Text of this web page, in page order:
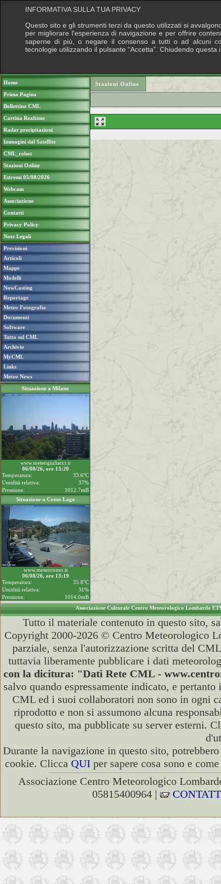
Home
Prima Pagina
Bollettino CML
Cartina Realtime
Radar precipitazioni
Immagini dal Satellite
CML_robot
Stazioni Online
Estremi 05/08/2026
Webcam
Associazione
Contatti
Privacy Policy
Note Legali
Previsioni
Articoli
Mappe
Modelli
NowCasting
Reportage
Meteo Fotografia
Documenti
Software
Tutto sul CML
Archivio
MyCML
Links
Meteo News
Situazione a Milano
www.meteogiuliacci.it
06/08/26, ore 13:20
Temperatura:
33.6°C
Umidità relativa:
37%
Pressione:
1012.7mB
Situazione a Como Lago
www.meteocomo.it
06/08/26, ore 13:19
Temperatura:
35.8°C
Umidità relativa:
31%
Pressione:
1014.0mB
Stazioni Online
Associazione Culturale Centro Meteorologico Lombardo
Tutto il materiale contenuto in questo sito,
Copyright 2000-2026 © Centro Meteorologico
parziale, senza l'autorizzazione scritta del
tuttavia liberamente pubblicare i dati
con la dicitura: "Dati Rete CML -
salvo quando espressamente indicato, e
CML ed i suoi collaboratori non sono in ogni
riprodotto e non si assumono alcuna
questo sito, ma pubblicate su server esterni.
Durante la navigazione in questo sito,
cookie. Clicca QUI per sapere cosa sono e
Associazione Centro Meteorologico
05815400964 |
INFORMATIVA SULLA TUA PRIVACY
Questo sito e gli strumenti terzi da questo utilizzati si
per migliorare l'esperienza di navigazione e per offrire
saperne di più, o negare il consenso a tutti o ad alcuni
tecnologie utilizzando il pulsante “Accetta”. Chiudendo